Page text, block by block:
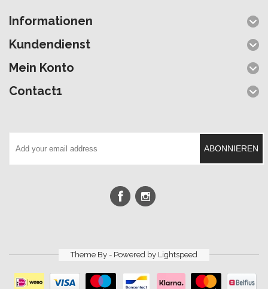
Informationen
Kundendienst
Mein Konto
Contact1
ABONNIEREN
Theme By - Powered by Lightspeed